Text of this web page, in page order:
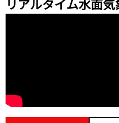
リアルタイム水面